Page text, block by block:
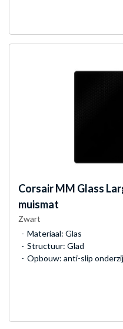
CorsairMM Glass
muismat
Zwart
Materiaal: Glas
Structuur: Glad
Opbouw: anti-slip